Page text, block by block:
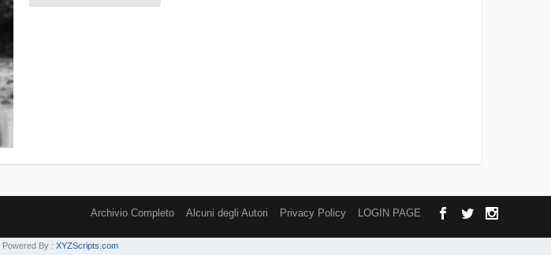
Archivio Completo Alcuni degli Autori Privacy Policy LOGIN PAGE
Powered By : XYZScripts.com